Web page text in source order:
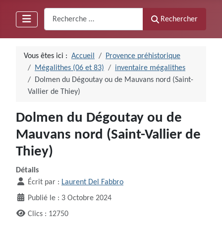
Rechercher
Vous êtes ici : Accueil
Provence préhistorique
Mégalithes (06 et 83)
inventaire mégalithes
Dolmen du Dégoutay ou de Mauvans nord (Saint-
Vallier de Thiey)
Dolmen du Dégoutay ou de
Mauvans nord (Saint-Vallier de
Thiey)
Détails
Écrit par : Laurent Del Fabbro
Publié le : 3 Octobre 2024
Clics : 12750